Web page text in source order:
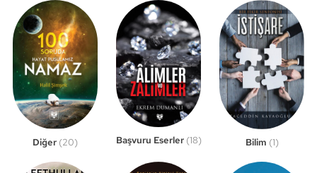
Diğer (20) Başvuru Eserler (18) Bilim (1)